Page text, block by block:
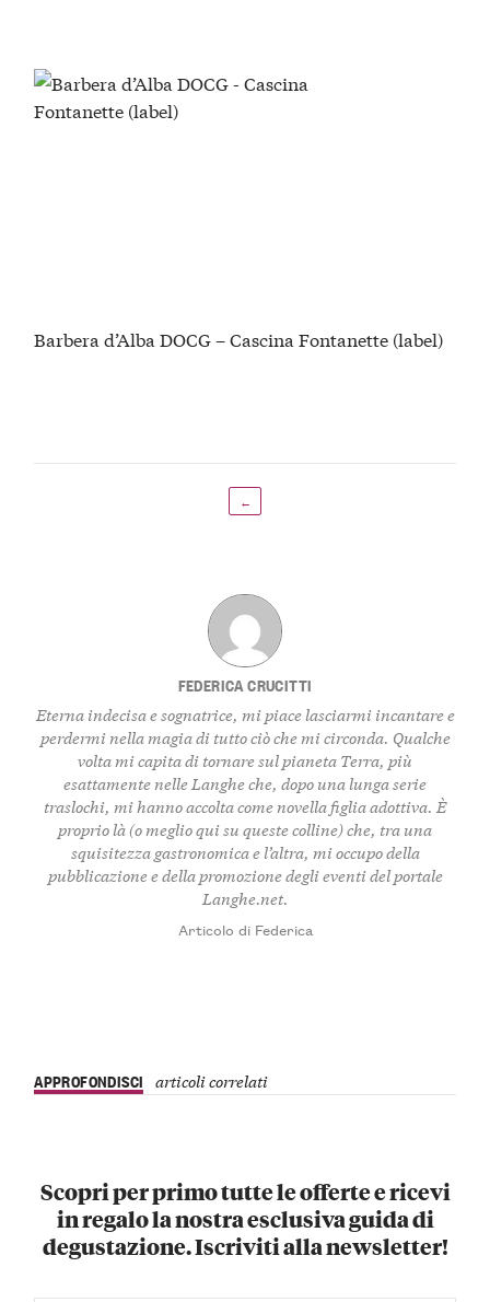
Barbera d’Alba DOCG – Cascina Fontanette (label)
←
FEDERICA CRUCITTI
Eterna indecisa e sognatrice, mi piace lasciarmi incantare e
perdermi nella magia di tutto ciò che mi circonda. Qualche
volta mi capita di tornare sul pianeta Terra, più
esattamente nelle Langhe che, dopo una lunga serie
traslochi, mi hanno accolta come novella figlia adottiva. È
proprio là (o meglio qui su queste colline) che, tra una
squisitezza gastronomica e l’altra, mi occupo della
pubblicazione e della promozione degli eventi del portale
Langhe.net.
Articolo di Federica
APPROFONDISCI articoli correlati
Scopri per primo tutte le offerte e ricevi
in regalo la nostra esclusiva guida di
degustazione. Iscriviti alla newsletter!